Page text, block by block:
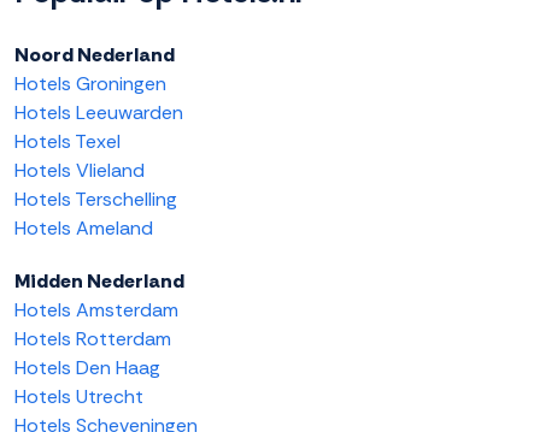
Noord Nederland
Hotels Groningen
Hotels Leeuwarden
Hotels Texel
Hotels Vlieland
Hotels Terschelling
Hotels Ameland
Midden Nederland
Hotels Amsterdam
Hotels Rotterdam
Hotels Den Haag
Hotels Utrecht
Hotels Scheveningen